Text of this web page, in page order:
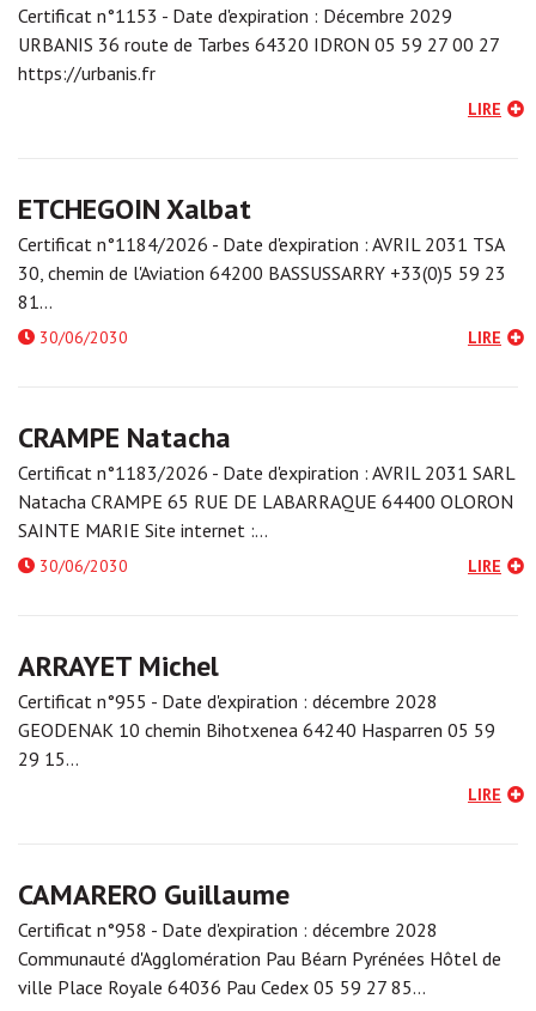
Certificat n°1153 - Date d'expiration : Décembre 2029
URBANIS 36 route de Tarbes 64320 IDRON 05 59 27 00 27
https://urbanis.fr
LIRE
ETCHEGOIN Xalbat
Certificat n°1184/2026 - Date d'expiration : AVRIL 2031 TSA
30, chemin de l'Aviation 64200 BASSUSSARRY +33(0)5 59 23
81…
30/06/2030 LIRE
CRAMPE Natacha
Certificat n°1183/2026 - Date d'expiration : AVRIL 2031 SARL
Natacha CRAMPE 65 RUE DE LABARRAQUE 64400 OLORON
SAINTE MARIE Site internet :…
30/06/2030 LIRE
ARRAYET Michel
Certificat n°955 - Date d'expiration : décembre 2028
GEODENAK 10 chemin Bihotxenea 64240 Hasparren 05 59
29 15…
LIRE
CAMARERO Guillaume
Certificat n°958 - Date d'expiration : décembre 2028
Communauté d'Agglomération Pau Béarn Pyrénées Hôtel de
ville Place Royale 64036 Pau Cedex 05 59 27 85…